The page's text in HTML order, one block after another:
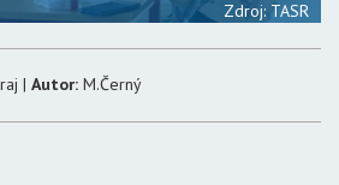
Zdroj: TASR
| Autor: M.Černý